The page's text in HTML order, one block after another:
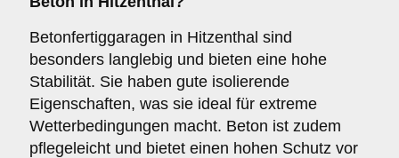
Betonfertiggaragen in Hitzenthal sind
besonders langlebig und bieten eine hohe
Stabilität. Sie haben gute isolierende
Eigenschaften, was sie ideal für extreme
Wetterbedingungen macht. Beton ist zudem
pflegeleicht und bietet einen hohen Schutz vor